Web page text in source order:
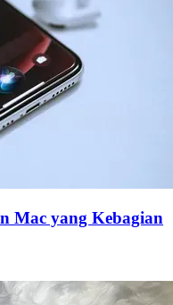
Mac yang Kebagian